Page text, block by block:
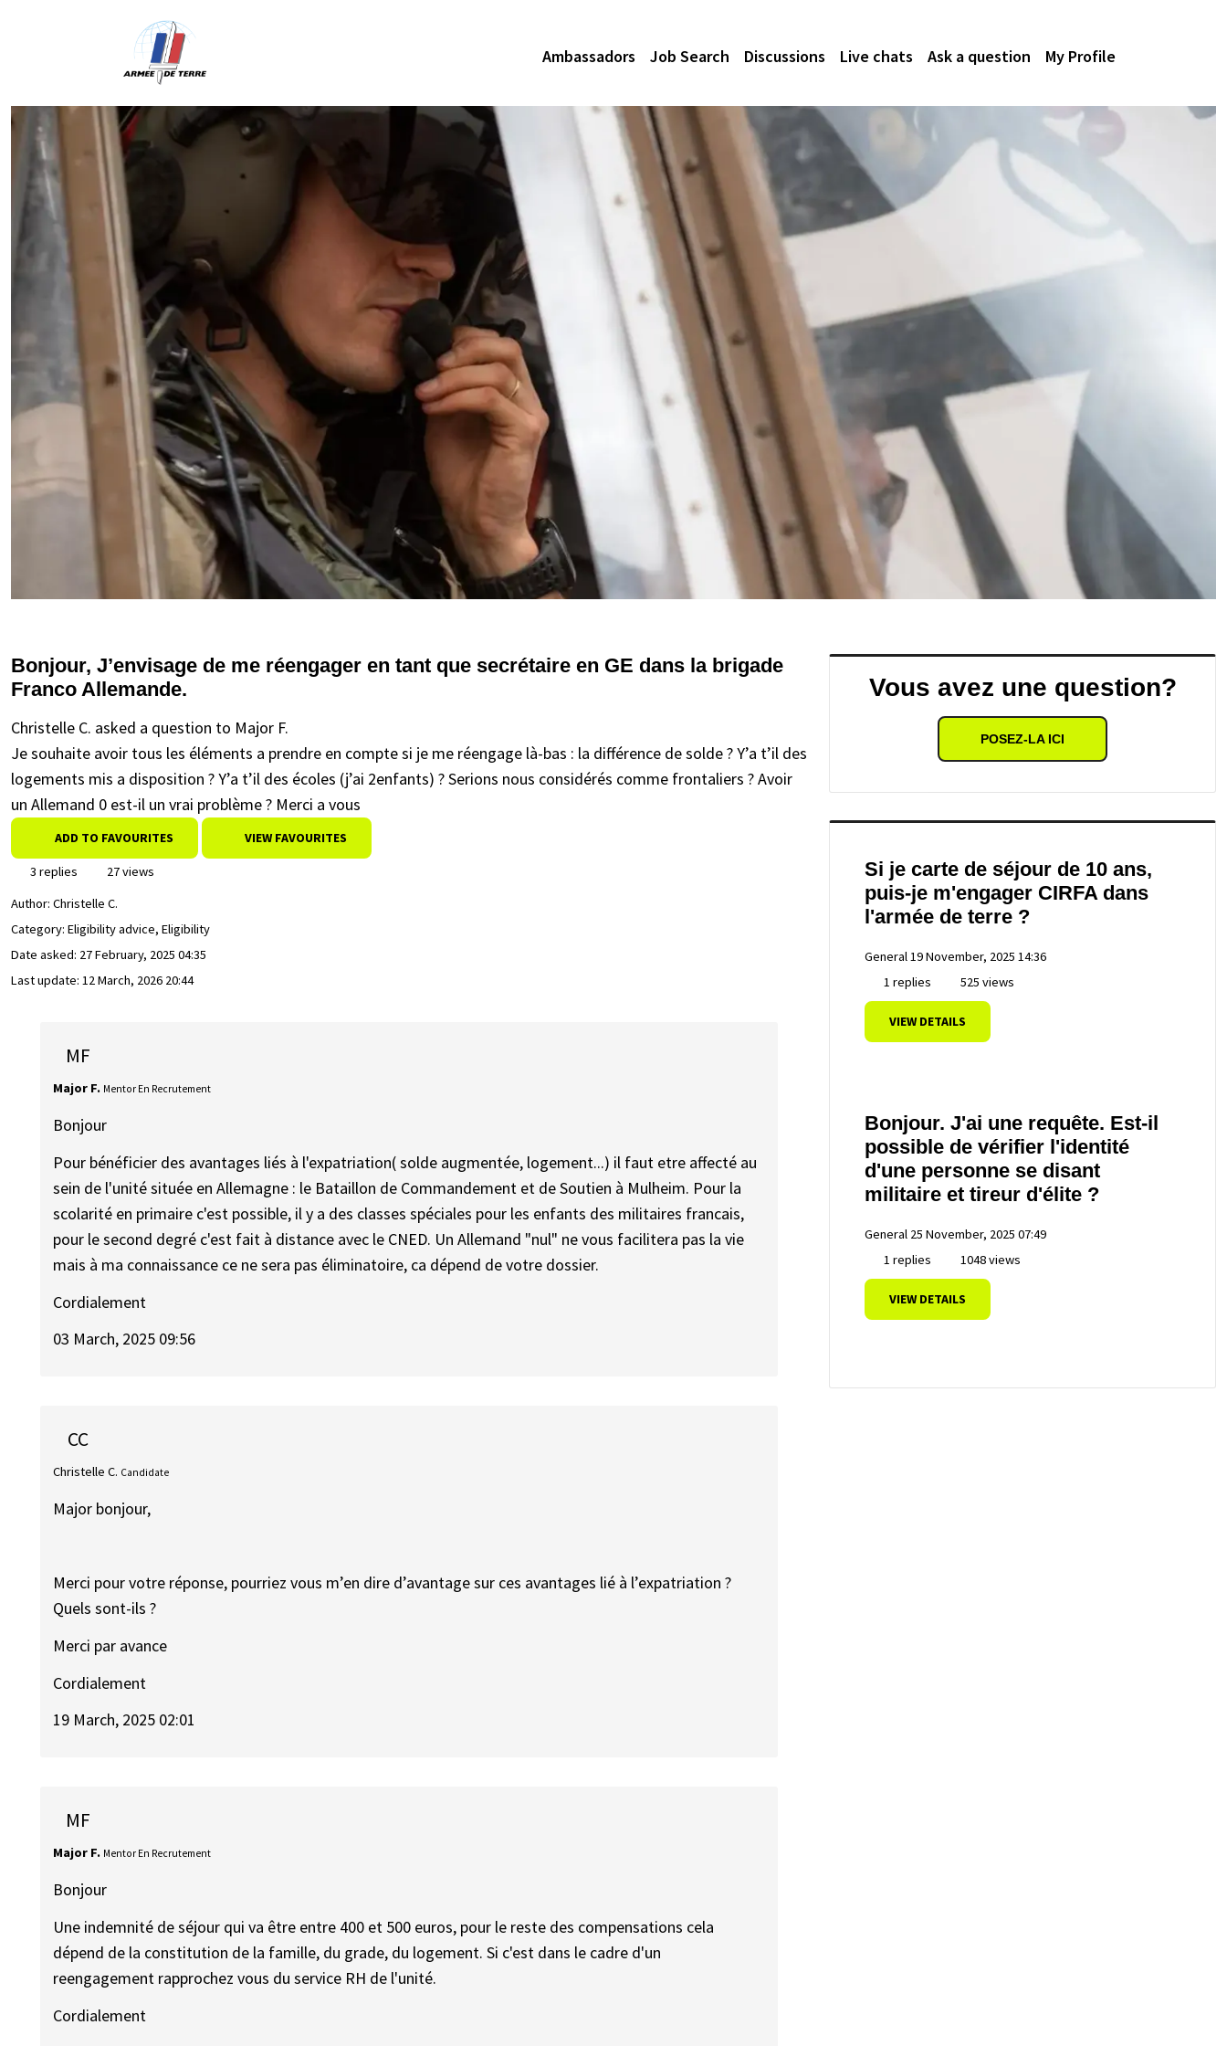
Ambassadors Job Search Discussions Live chats Ask a question My Profile
Bonjour, J’envisage de me réengager en tant que secrétaire en GE dans la brigade
Franco Allemande.
Christelle C. asked a question to Major F.
Je souhaite avoir tous les éléments a prendre en compte si je me réengage là-bas : la différence de solde ? Y’a t’il des
logements mis a disposition ? Y’a t’il des écoles (j’ai 2enfants) ? Serions nous considérés comme frontaliers ? Avoir
un Allemand 0 est-il un vrai problème ? Merci a vous
ADD TO FAVOURITES VIEW FAVOURITES
3 replies
27 views
Author: Christelle C.
Category: Eligibility advice, Eligibility
Date asked: 27 February, 2025 04:35
Last update: 12 March, 2026 20:44
MF
Major F. Mentor En Recrutement
Bonjour
Pour bénéficier des avantages liés à l'expatriation( solde augmentée, logement...) il faut etre affecté au
sein de l'unité située en Allemagne : le Bataillon de Commandement et de Soutien à Mulheim. Pour la
scolarité en primaire c'est possible, il y a des classes spéciales pour les enfants des militaires francais,
pour le second degré c'est fait à distance avec le CNED. Un Allemand "nul" ne vous facilitera pas la vie
mais à ma connaissance ce ne sera pas éliminatoire, ca dépend de votre dossier.
Cordialement
03 March, 2025 09:56
CC
Christelle C. Candidate
Major bonjour,
Merci pour votre réponse, pourriez vous m’en dire d’avantage sur ces avantages lié à l’expatriation ?
Quels sont-ils ?
Merci par avance
Cordialement
19 March, 2025 02:01
MF
Major F. Mentor En Recrutement
Bonjour
Une indemnité de séjour qui va être entre 400 et 500 euros, pour le reste des compensations cela
dépend de la constitution de la famille, du grade, du logement. Si c'est dans le cadre d'un
reengagement rapprochez vous du service RH de l'unité.
Cordialement
Vous avez une question?
POSEZ-LA ICI
Si je carte de séjour de 10 ans,
puis-je m'engager CIRFA dans
l'armée de terre ?
General19 November, 2025 14:36
1 replies
525 views
VIEW DETAILS
Bonjour. J'ai une requête. Est-il
possible de vérifier l'identité
d'une personne se disant
militaire et tireur d'élite ?
General 25 November, 2025 07:49
1 replies
1048 views
VIEW DETAILS